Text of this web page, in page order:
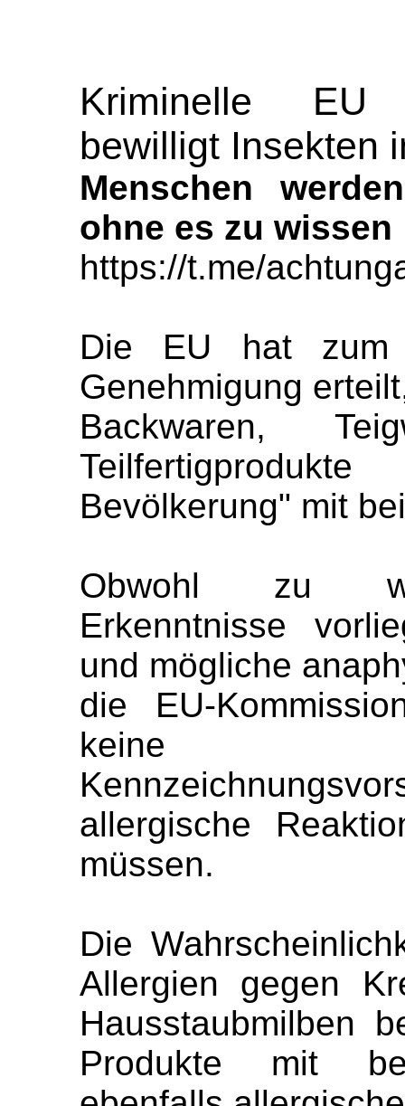
Kriminelle EU
bewilligt Insekten
Menschen
ohne es zu wissen
https://t.me/
Die EU hat
Genehmigung
Backwaren,
Bevölkerung" mit
Obwohl zu
Erkenntnisse
und mögliche
die EU-
keine
allergische
müssen.
Die
Allergien gegen
Hausstaubmilben
Produkte mit